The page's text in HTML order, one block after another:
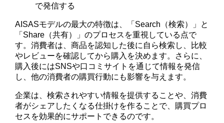
で発信する
AISASモデルの最大の特徴は、「Search（検索）」と
「Share（共有）」のプロセスを重視している点で
す。消費者は、商品を認知した後に自ら検索し、比較
やレビューを確認してから購入を決めます。さらに、
購入後にはSNSや口コミサイトを通じて情報を発信
し、他の消費者の購買行動にも影響を与えます。
企業は、検索されやすい情報を提供することや、消費
者がシェアしたくなる仕掛けを作ることで、購買プロ
セスを効果的にサポートできるのです。